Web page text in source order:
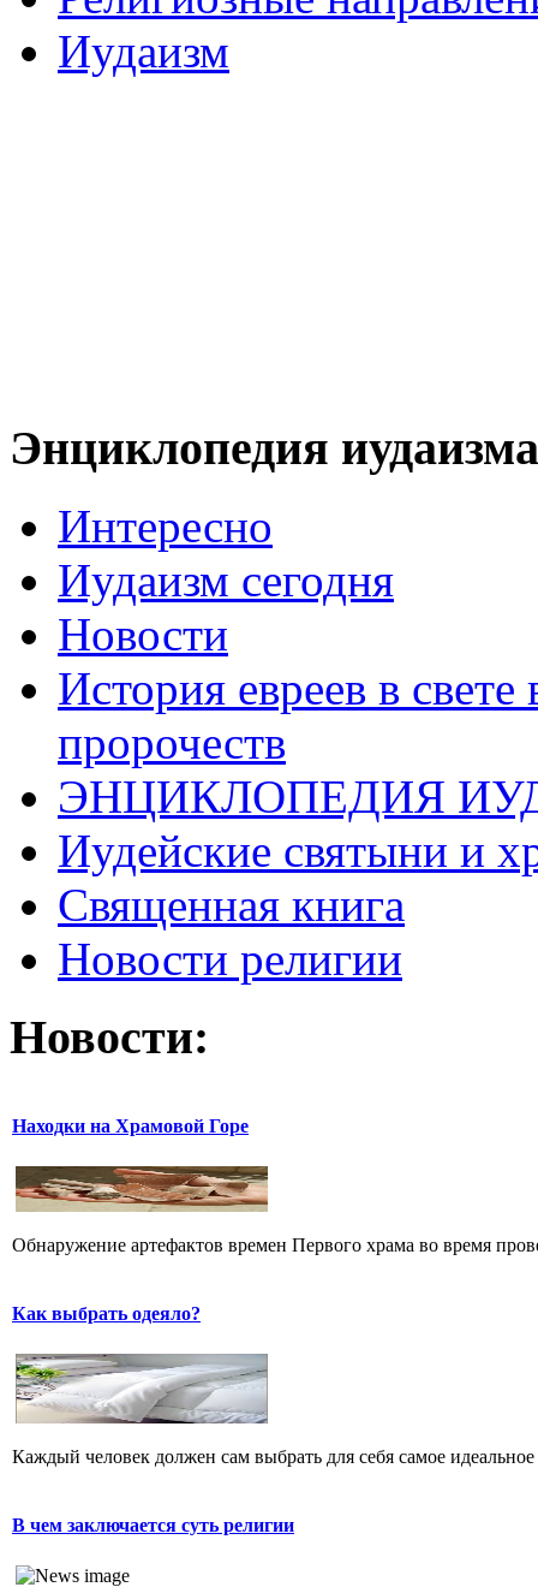
Иудаизм
Энциклопедия иудаизма
Интересно
Иудаизм сегодня
Новости
История евреев в
пророчеств
ЭНЦИКЛОПЕДИЯ
Иудейские святыни и
Священная книга
Новости религии
Новости:
Находки на Храмовой Горе
Обнаружение артефактов времен Первого храма во время
Как выбрать одеяло?
Каждый человек должен сам выбрать для себя самое
В чем заключается суть религии